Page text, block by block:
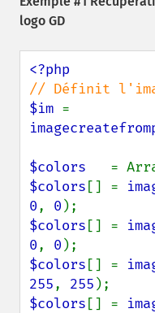
logo GD
$im
$colors
$colors [] =
0, 0
$colors [] =
0, 0
$colors [] =
255, 255
$colors [] =